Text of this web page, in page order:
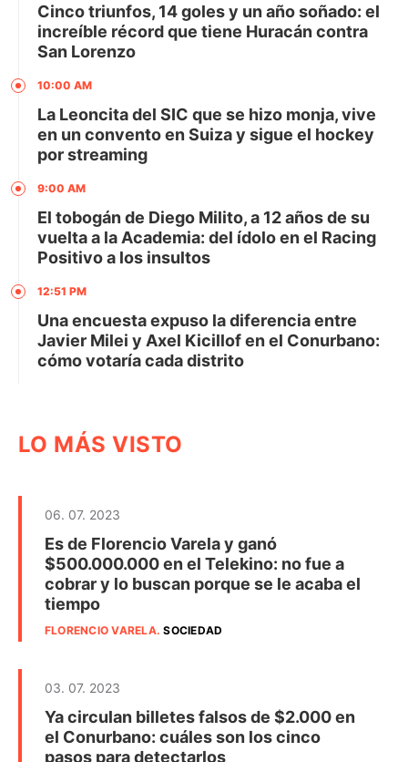
Cinco triunfos, 14 goles y un año soñado: el
increíble récord que tiene Huracán contra
San Lorenzo
10:00 AM
La Leoncita del SIC que se hizo monja, vive
en un convento en Suiza y sigue el hockey
por streaming
9:00 AM
El tobogán de Diego Milito, a 12 años de su
vuelta a la Academia: del ídolo en el Racing
Positivo a los insultos
12:51 PM
Una encuesta expuso la diferencia entre
Javier Milei y Axel Kicillof en el Conurbano:
cómo votaría cada distrito
LO MÁS VISTO
06. 07. 2023
Es de Florencio Varela y ganó
$500.000.000 en el Telekino: no fue a
cobrar y lo buscan porque se le acaba el
tiempo
FLORENCIO VARELA.SOCIEDAD
03. 07. 2023
Ya circulan billetes falsos de $2.000 en
el Conurbano: cuáles son los cinco
pasos para detectarlos